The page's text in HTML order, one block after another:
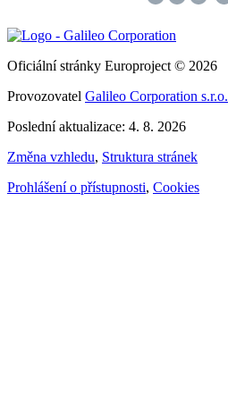
Oficiální stránky Europroject © 2026
Provozovatel Galileo Corporation s.r.o.
Poslední aktualizace: 4. 8. 2026
Změna vzhledu, Struktura stránek
Prohlášení o přístupnosti, Cookies